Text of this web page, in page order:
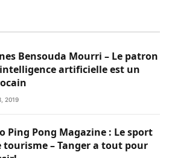
Bensouda Mourri – Le patron
artificielle est un
2019
Ping Pong Magazine : Le sport
tourisme – Tanger a tout pour